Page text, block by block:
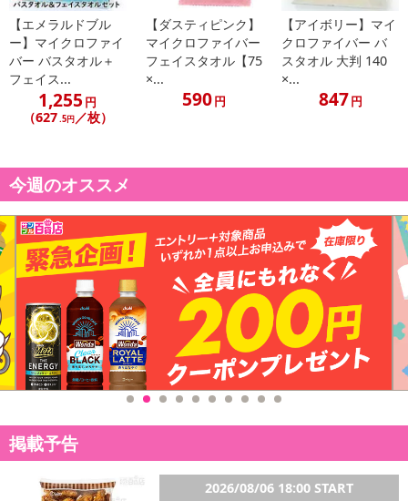
【エメラルドブル
ー】マイクロファイ
バー バスタオル＋
フェイス...
1,255 円
（627.5円／枚）
【ダスティピンク】
マイクロファイバー
フェイスタオル【75
×...
590円
【アイボリー】マイ
クロファイバー バ
スタオル 大判 140
×...
847円
今週のオススメ
掲載予告
2026/08/06 18:00 START